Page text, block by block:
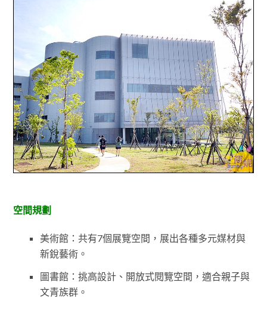
空間規劃
美術館：共有7個展覽空間，展出各種多元媒材與
新銳藝術。
圖書館：挑高設計、開放式閱覽空間，適合親子與
文青族群。